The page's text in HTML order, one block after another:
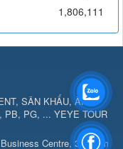
1,806,111
SÂN KHẤU, ÂM
PB, PG, ... YEYE TOUR
Centre, 360 Kim